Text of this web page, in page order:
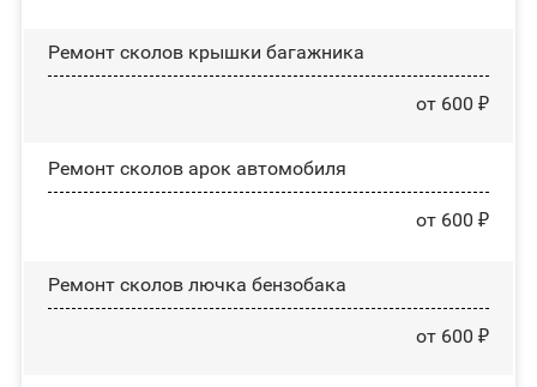
Ремонт сколов крышки багажника
от 600 ₽
Ремонт сколов арок автомобиля
от 600 ₽
Ремонт сколов лючка бензобака
от 600 ₽